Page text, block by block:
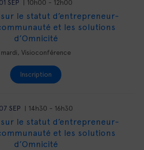
01 SEP 10h00 - 12h00
le statut d’entrepreneur-
et les solutions
d’Omnicité
mardi, Visioconférence
Inscription
07 SEP 14h30 - 16h30
le statut d’entrepreneur-
et les solutions
d’Omnicité